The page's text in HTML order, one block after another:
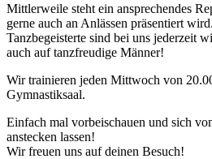
Mittlerweile steht ein ansprechendes
gerne auch an Anlässen präsentiert wird.
Tanzbegeisterte sind bei uns jederzeit
auch auf tanzfreudige Männer!
Wir trainieren jeden Mittwoch von
Gymnastiksaal.
Einfach mal vorbeischauen und sich
anstecken lassen!
Wir freuen uns auf deinen Besuch!